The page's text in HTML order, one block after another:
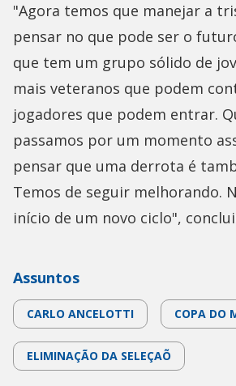
"Agora temos que manejar a
pensar no que pode ser o
que tem um grupo sólido de
mais veteranos que podem
jogadores que podem entrar.
passamos por um momento
pensar que uma derrota é
Temos de seguir melhorando.
início de um novo ciclo",
Assuntos
CARLO ANCELOTTI COPA DO
ELIMINAÇÃO DA SELEÇAÕ